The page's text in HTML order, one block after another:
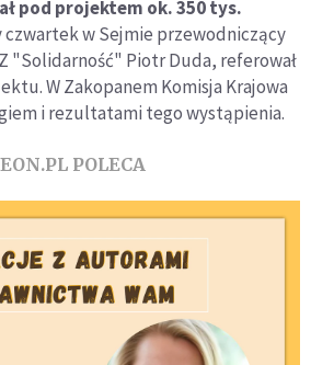
pod projektem ok. 350 tys.
czwartek w Sejmie przewodniczący
"Solidarność" Piotr Duda, referował
W Zakopanem Komisja Krajowa
i rezultatami tego wystąpienia.
POLECA